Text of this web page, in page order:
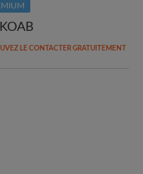
LE CONTACTER GRATUITEMENT